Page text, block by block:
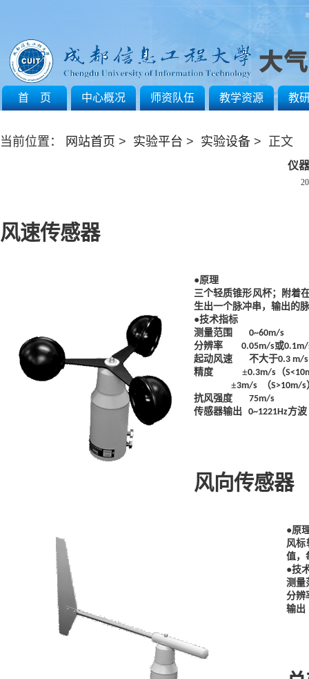
首 页 中心概况 师资队伍 教学资源 教
当前位置： 网站首页 > 实验平台 > 实验设备 > 正文
仪
风速传感器
●原理
三个轻质锥形风杯；附着
生出一个脉冲串，输出的
●技术指标
测量范围
0~60m/s
分辨率 0.05m/s或
起动风速
不大于0.3 m/s
精度
±0.3m/s （
±3m/s （S>10m/s
抗风强度 75m/s
传感器输出 0~1221Hz方波
风向传感器
●原
风标
值，
●技
测量
分辨
输出